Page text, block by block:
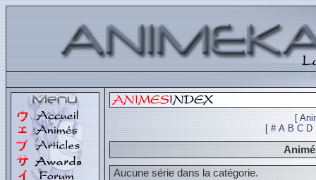
[
[ # A B C D
Aucune série dans la catégorie.